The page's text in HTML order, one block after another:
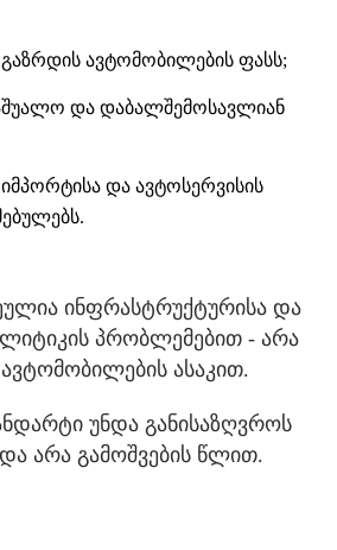
ავტომობილების ფასს;
და დაბალშემოსავლიან
და ავტოსერვისის
ინფრასტრუქტურისა და
პრობლემებით - არა
ასაკით.
უნდა განისაზღვროს
არა გამოშვების წლით.